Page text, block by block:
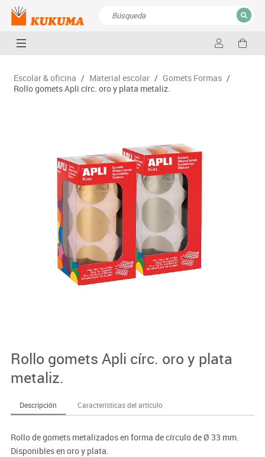
CERRAR
Escolar & oficina / Material escolar / Gomets Formas /
Rollo gomets Apli círc. oro y plata metaliz.
Rollo gomets Apli círc. oro y plata
metaliz.
Descripción Características del artículo
Rollo de gomets metalizados en forma de círculo de Ø 33 mm.
Disponibles en oro y plata.